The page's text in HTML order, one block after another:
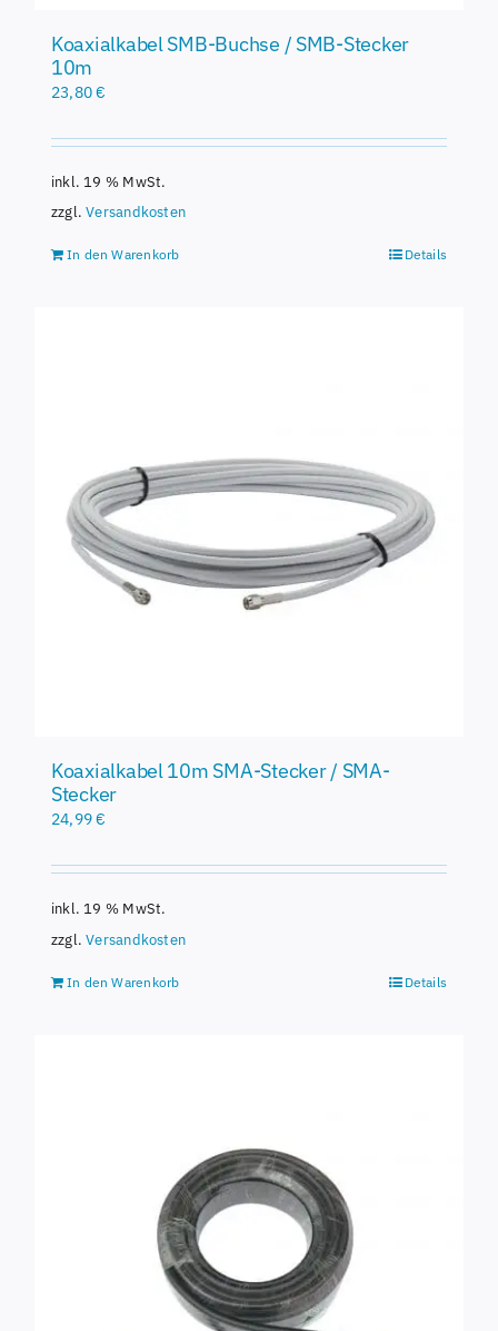
Koaxialkabel SMB-Buchse / SMB-Stecker
10m
23,80€
inkl. 19 % MwSt.
zzgl.Versandkosten
In den Warenkorb Details
Koaxialkabel 10m SMA-Stecker / SMA-
Stecker
24,99€
inkl. 19 % MwSt.
zzgl.Versandkosten
In den Warenkorb Details